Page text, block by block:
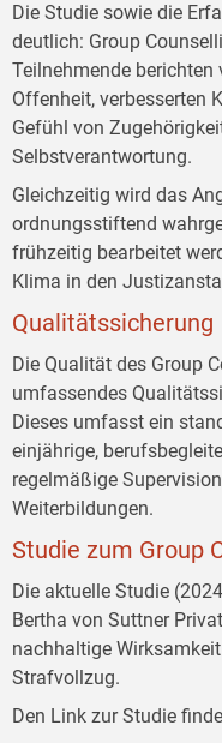
Die Studie sowie die
deutlich: Group
Teilnehmende
Offenheit, verbesserten
Gefühl von
Selbstverantwortung.
Gleichzeitig wird das
ordnungsstiftend
frühzeitig bearbeitet
Klima in den
Qualitätssicherung
Die Qualität des Group
umfassendes
Dieses umfasst ein
einjährige,
regelmäßige
Weiterbildungen.
Studie zum Group
Die aktuelle Studie
Bertha von Suttner
nachhaltige
Strafvollzug.
Den Link zur Studie